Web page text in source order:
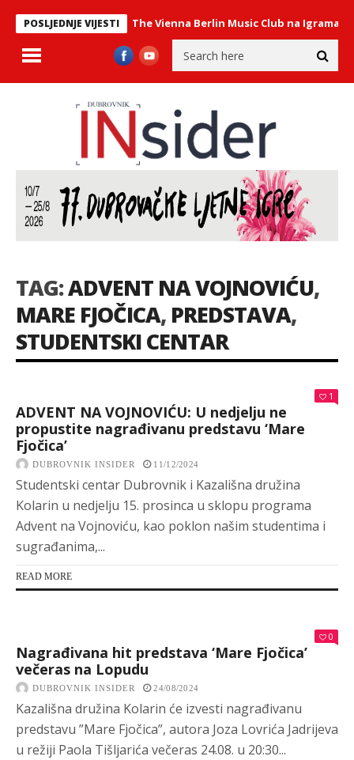
POSLJEDNJE VIJESTI
Philharmonix – The Vienna Berlin Music Club na Igrama U
TAG:ADVENT NA VOJNOVIĆU,
MARE FJOČICA, PREDSTAVA,
STUDENTSKI CENTAR
1
ADVENT NA VOJNOVIĆU: U nedjelju ne
propustite nagrađivanu predstavu ‘Mare
Fjočica’
DUBROVNIK INSIDER 11/12/2024
Studentski centar Dubrovnik i Kazališna družina
Kolarin u nedjelju 15. prosinca u sklopu programa
Advent na Vojnoviću, kao poklon našim studentima i
sugrađanima,...
READ MORE
0
Nagrađivana hit predstava ‘Mare Fjočica’
večeras na Lopudu
DUBROVNIK INSIDER 24/08/2024
Kazališna družina Kolarin će izvesti nagrađivanu
predstavu ”Mare Fjočica”, autora Joza Lovrića Jadrijeva
u režiji Paola Tišljarića večeras 24.08. u 20:30...